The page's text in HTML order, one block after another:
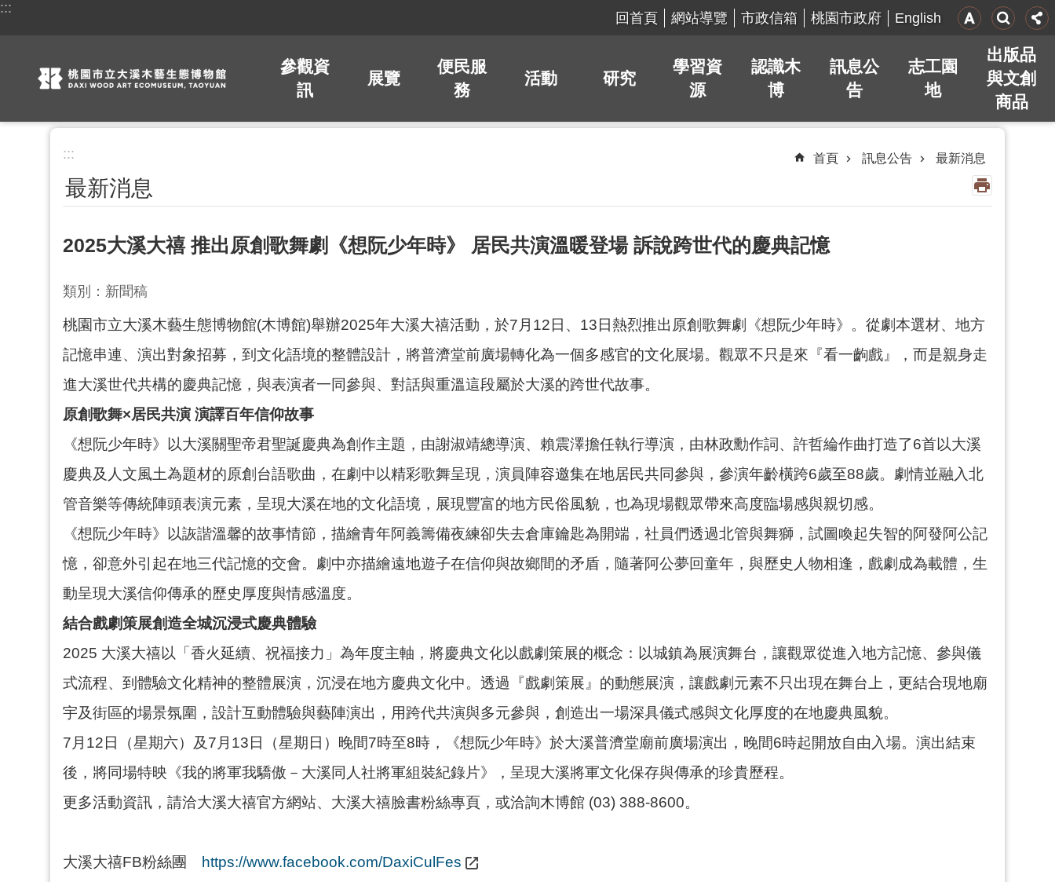
跳到主要內容區塊
:::
回首頁 網站導覽 市政信箱 桃園市政府 English
參觀資
訊
展覽
便民服
務
活動 研究
學習資
源
認識木
博
訊息公
告
志工園
地
出版品
與文創
商品
::: 首頁 訊息公告 最新消息
最新消息
2025大溪大禧 推出原創歌舞劇《想阮少年時》 居民共演溫暖登場 訴說跨世代的慶典記憶
類別：新聞稿
桃園市立大溪木藝生態博物館(木博館)舉辦2025年大溪大禧活動，於7月12日、13日熱烈推出原創歌舞劇《想阮少年時》。從劇本選材、地方
記憶串連、演出對象招募，到文化語境的整體設計，將普濟堂前廣場轉化為一個多感官的文化展場。觀眾不只是來『看一齣戲』，而是親身走
進大溪世代共構的慶典記憶，與表演者一同參與、對話與重溫這段屬於大溪的跨世代故事。
原創歌舞×居民共演 演譯百年信仰故事
《想阮少年時》以大溪關聖帝君聖誕慶典為創作主題，由謝淑靖總導演、賴震澤擔任執行導演，由林政勳作詞、許哲綸作曲打造了6首以大溪
慶典及人文風土為題材的原創台語歌曲，在劇中以精彩歌舞呈現，演員陣容邀集在地居民共同參與，參演年齡橫跨6歲至88歲。劇情並融入北
管音樂等傳統陣頭表演元素，呈現大溪在地的文化語境，展現豐富的地方民俗風貌，也為現場觀眾帶來高度臨場感與親切感。
《想阮少年時》以詼諧溫馨的故事情節，描繪青年阿義籌備夜練卻失去倉庫鑰匙為開端，社員們透過北管與舞獅，試圖喚起失智的阿發阿公記
憶，卻意外引起在地三代記憶的交會。劇中亦描繪遠地遊子在信仰與故鄉間的矛盾，隨著阿公夢回童年，與歷史人物相逢，戲劇成為載體，生
動呈現大溪信仰傳承的歷史厚度與情感溫度。
結合戲劇策展創造全城沉浸式慶典體驗
2025 大溪大禧以「香火延續、祝福接力」為年度主軸，將慶典文化以戲劇策展的概念：以城鎮為展演舞台，讓觀眾從進入地方記憶、參與儀
式流程、到體驗文化精神的整體展演，沉浸在地方慶典文化中。透過『戲劇策展』的動態展演，讓戲劇元素不只出現在舞台上，更結合現地廟
宇及街區的場景氛圍，設計互動體驗與藝陣演出，用跨代共演與多元參與，創造出一場深具儀式感與文化厚度的在地慶典風貌。
7月12日（星期六）及7月13日（星期日）晚間7時至8時，《想阮少年時》於大溪普濟堂廟前廣場演出，晚間6時起開放自由入場。演出結束
後，將同場特映《我的將軍我驕傲－大溪同人社將軍組裝紀錄片》，呈現大溪將軍文化保存與傳承的珍貴歷程。
更多活動資訊，請洽大溪大禧官方網站、大溪大禧臉書粉絲專頁，或洽詢木博館 (03) 388-8600。
大溪大禧FB粉絲團 https://www.facebook.com/DaxiCulFes